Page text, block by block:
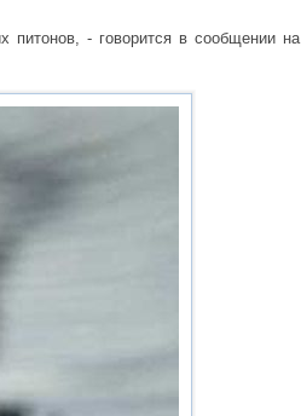
питонов, - говорится в сообщении на